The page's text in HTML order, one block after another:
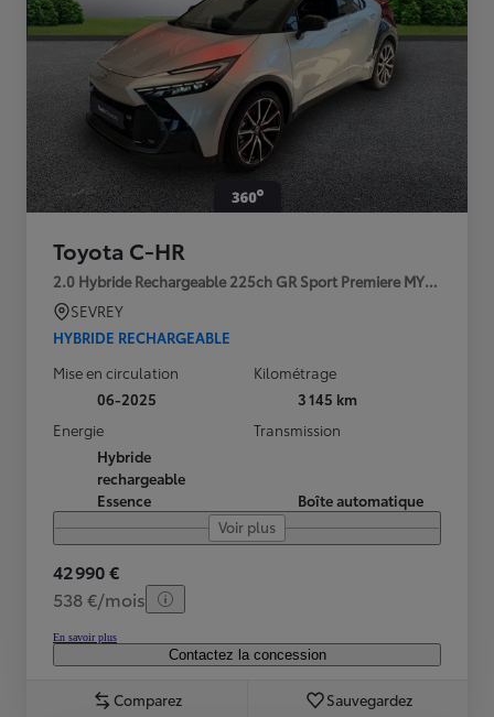
Toyota C-HR
2.0 Hybride Rechargeable 225ch GR Sport Premiere MY25
SEVREY
HYBRIDE RECHARGEABLE
Mise en circulation
06-2025
Kilométrage
3 145 km
Energie
Hybride
rechargeable
Essence
Transmission
Boîte automatique
Voir plus
42 990 €
538 €/mois
En savoir plus
Contactez la concession
Comparez Sauvegardez